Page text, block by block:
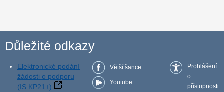
Důležité odkazy
Elektronické podání
žádosti o podporu
(IS KP21+)
Větší šance
Youtube
Prohlášení
o
přístupnosti